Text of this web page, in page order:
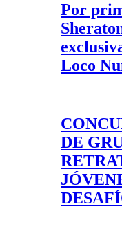
Por
Loco
DE